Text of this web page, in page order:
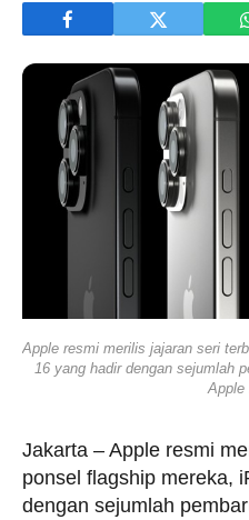
Apple resmi merilis jajaran seri
16 yang hadir dengan sejumlah
Apple
Jakarta – Apple resmi
ponsel flagship mereka,
dengan sejumlah